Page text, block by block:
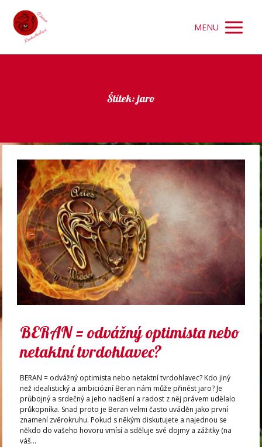
MENU
Štítek: jaro
BERAN = odvážný optimista nebo
netaktní tvrdohlavec?
BERAN = odvážný optimista nebo netaktní tvrdohlavec? Kdo jiný
než idealistický a ambiciózní Beran nám může přinést jaro? Je
průbojný a srdečný a jeho nadšení a radost z něj právem udělalo
průkopníka. Snad proto je Beran velmi často uváděn jako první
znamení zvěrokruhu. Pokud s někým diskutujete a najednou se
někdo do vašeho hovoru vmísí a sděluje své dojmy a zážitky (na
váš...